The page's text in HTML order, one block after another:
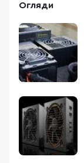
Огляди